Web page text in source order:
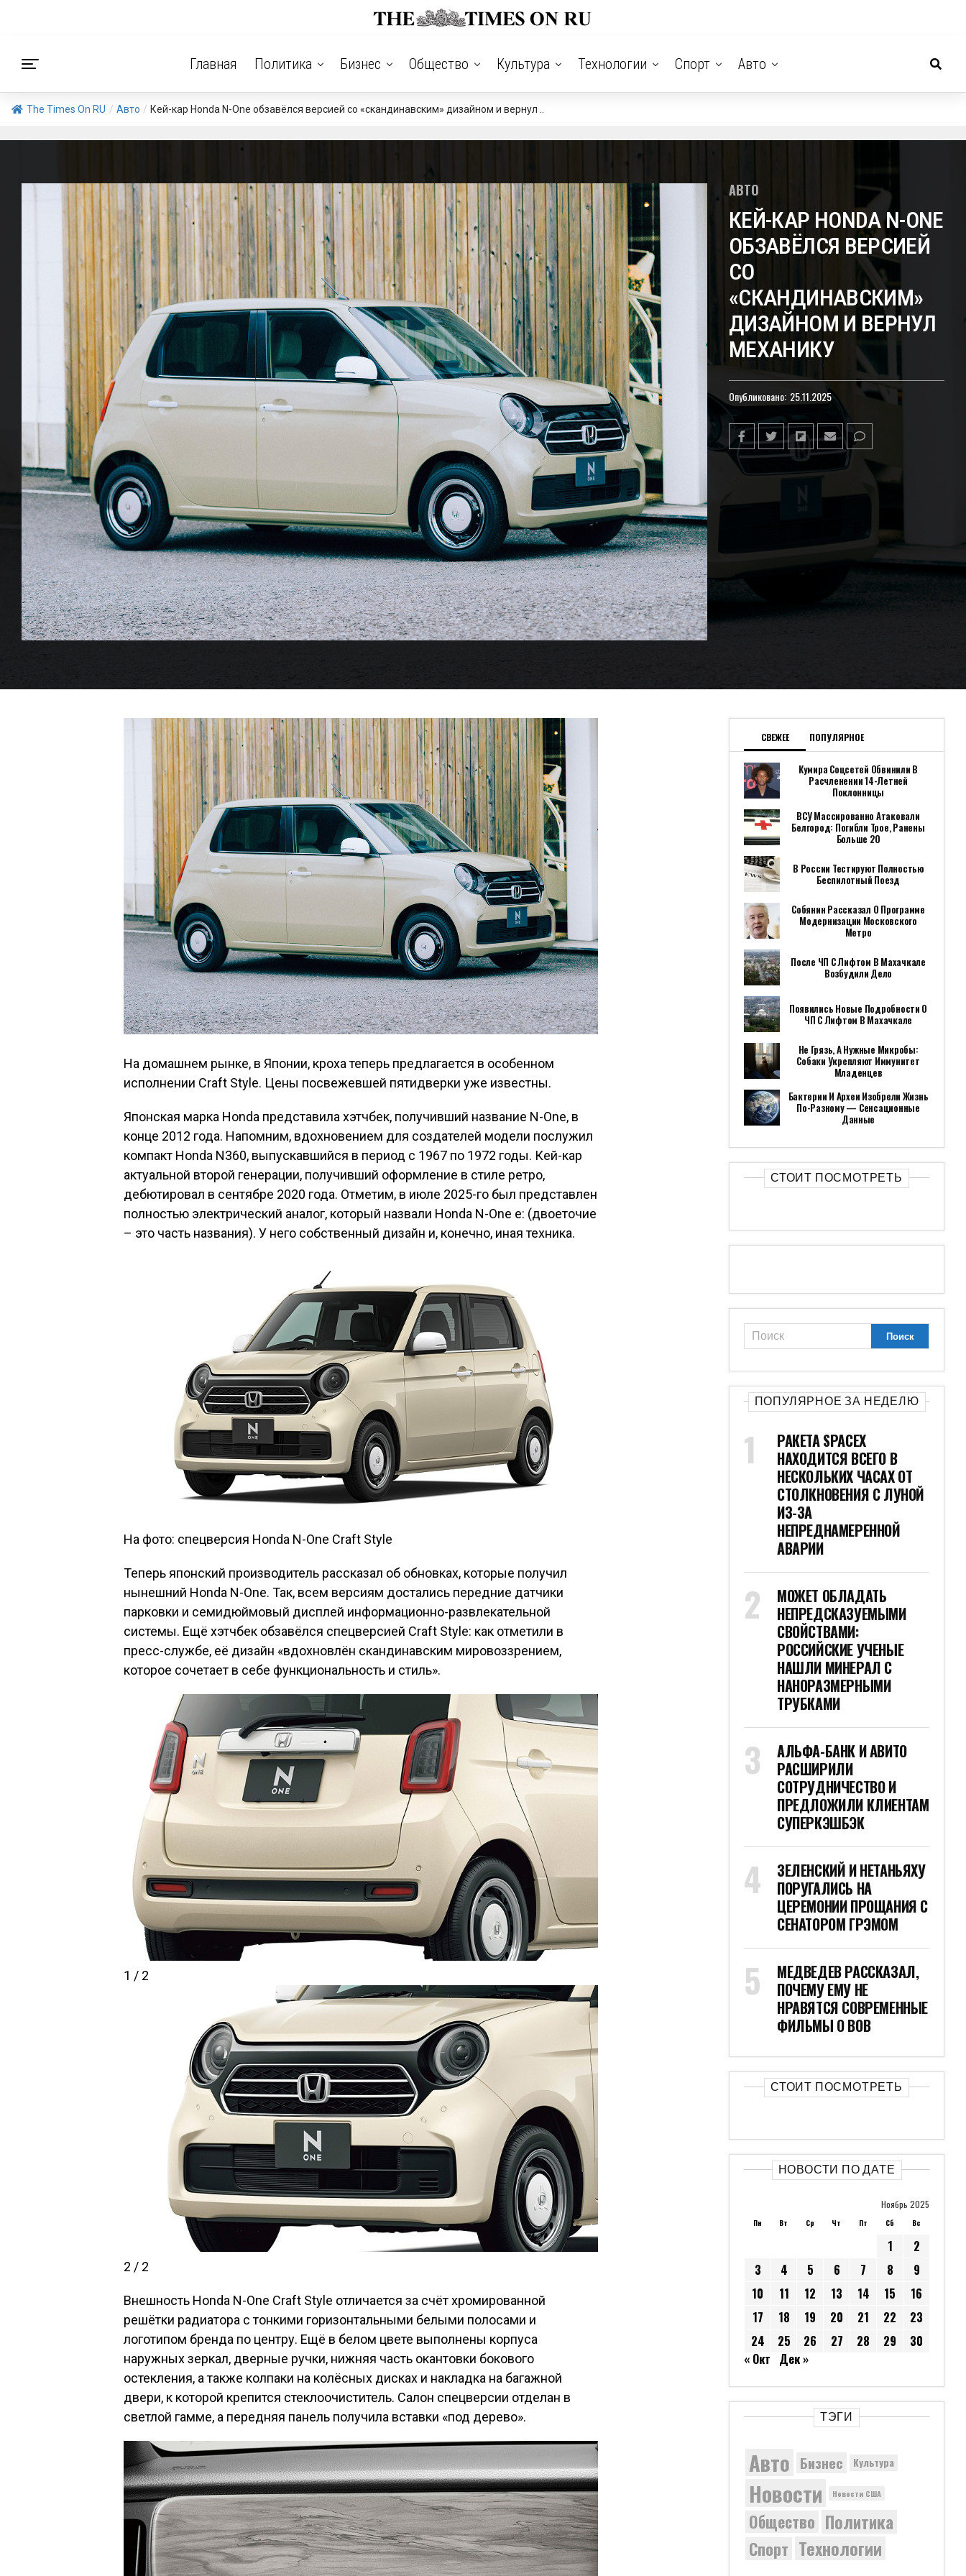
Главная Политика Бизнес Общество Культура Технологии Спорт Авто
The Times On RU / Авто / Кей-кар Honda N-One обзавёлся версией со «скандинавским» дизайном и вернул ..
АВТО
КЕЙ-КАР HONDA N-ONE
ОБЗАВЁЛСЯ ВЕРСИЕЙ
СО
«СКАНДИНАВСКИМ»
ДИЗАЙНОМ И ВЕРНУЛ
МЕХАНИКУ
Опубликовано: 25.11.2025
На домашнем рынке, в Японии, кроха теперь предлагается в особенном
исполнении Craft Style. Цены посвежевшей пятидверки уже известны.
Японская марка Honda представила хэтчбек, получивший название N-One, в
конце 2012 года. Напомним, вдохновением для создателей модели послужил
компакт Honda N360, выпускавшийся в период с 1967 по 1972 годы. Кей-кар
актуальной второй генерации, получивший оформление в стиле ретро,
дебютировал в сентябре 2020 года. Отметим, в июле 2025-го был представлен
полностью электрический аналог, который назвали Honda N-One e: (двоеточие
– это часть названия). У него собственный дизайн и, конечно, иная техника.
На фото: спецверсия Honda N-One Craft Style
Теперь японский производитель рассказал об обновках, которые получил
нынешний Honda N-One. Так, всем версиям достались передние датчики
парковки и семидюймовый дисплей информационно-развлекательной
системы. Ещё хэтчбек обзавёлся спецверсией Craft Style: как отметили в
пресс-службе, её дизайн «вдохновлён скандинавским мировоззрением,
которое сочетает в себе функциональность и стиль».
1 / 2
2 / 2
Внешность Honda N-One Craft Style отличается за счёт хромированной
решётки радиатора с тонкими горизонтальными белыми полосами и
логотипом бренда по центру. Ещё в белом цвете выполнены корпуса
наружных зеркал, дверные ручки, нижняя часть окантовки бокового
остекления, а также колпаки на колёсных дисках и накладка на багажной
двери, к которой крепится стеклоочиститель. Салон спецверсии отделан в
светлой гамме, а передняя панель получила вставки «под дерево».
СВЕЖЕЕ ПОПУЛЯРНОЕ
Кумира Соцсетей Обвинили В
Расчленении 14-Летней
Поклонницы
ВСУ Массированно Атаковали
Белгород: Погибли Трое, Ранены
Больше 20
В России Тестируют Полностью
Беспилотный Поезд
Собянин Рассказал О Программе
Модернизации Московского
Метро
После ЧП С Лифтом В Махачкале
Возбудили Дело
Появились Новые Подробности О
ЧП С Лифтом В Махачкале
Не Грязь, А Нужные Микробы:
Собаки Укрепляют Иммунитет
Младенцев
Бактерии И Археи Изобрели Жизнь
По-Разному — Сенсационные
Данные
СТОИТ ПОСМОТРЕТЬ
ПОПУЛЯРНОЕ ЗА НЕДЕЛЮ
РАКЕТА SPACEX
НАХОДИТСЯ ВСЕГО В
НЕСКОЛЬКИХ ЧАСАХ ОТ
СТОЛКНОВЕНИЯ С ЛУНОЙ
ИЗ-ЗА
НЕПРЕДНАМЕРЕННОЙ
АВАРИИ
МОЖЕТ ОБЛАДАТЬ
НЕПРЕДСКАЗУЕМЫМИ
СВОЙСТВАМИ:
РОССИЙСКИЕ УЧЕНЫЕ
НАШЛИ МИНЕРАЛ С
НАНОРАЗМЕРНЫМИ
ТРУБКАМИ
АЛЬФА-БАНК И АВИТО
РАСШИРИЛИ
СОТРУДНИЧЕСТВО И
ПРЕДЛОЖИЛИ КЛИЕНТАМ
СУПЕРКЭШБЭК
ЗЕЛЕНСКИЙ И НЕТАНЬЯХУ
ПОРУГАЛИСЬ НА
ЦЕРЕМОНИИ ПРОЩАНИЯ С
СЕНАТОРОМ ГРЭМОМ
МЕДВЕДЕВ РАССКАЗАЛ,
ПОЧЕМУ ЕМУ НЕ
НРАВЯТСЯ СОВРЕМЕННЫЕ
ФИЛЬМЫ О ВОВ
СТОИТ ПОСМОТРЕТЬ
НОВОСТИ ПО ДАТЕ
Ноябрь 2025
Пн Вт Ср Чт Пт Сб Вс
1
2
3
4 5 6 7 8
9
10
11 12 13 14 15
16
17
18 19 20 21 22
23
24
25 26 27 28 29
30
« Окт Дек »
ТЭГИ
Авто Бизнес Культура
Новости Новости США
Общество Политика
Спорт Технологии